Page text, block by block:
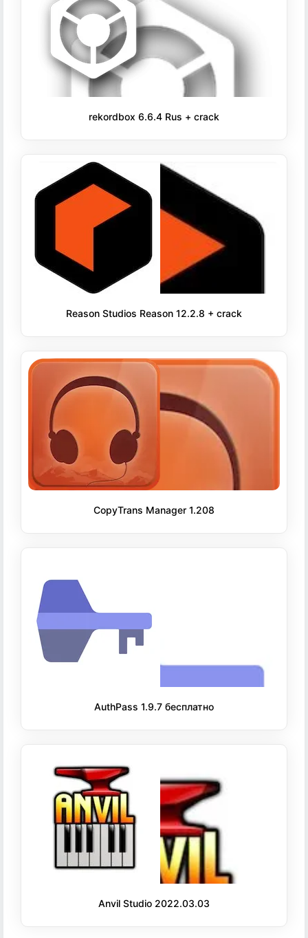
rekordbox 6.6.4 Rus + crack
Reason Studios Reason 12.2.8 + crack
CopyTrans Manager 1.208
AuthPass 1.9.7 бесплатно
Anvil Studio 2022.03.03